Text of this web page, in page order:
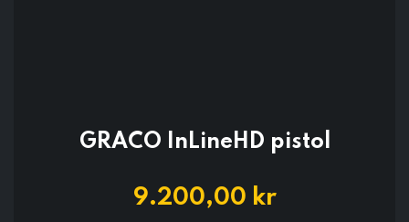
GRACO InLineHD pistol
9.200,00 kr